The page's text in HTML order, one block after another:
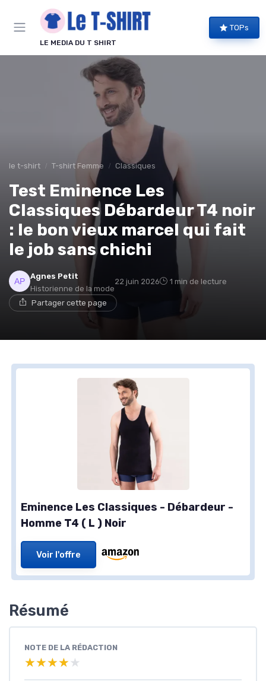
LE MEDIA DU T SHIRT
TOPs
le t-shirt T-shirt Femme Classiques
Test Eminence Les
Classiques Débardeur T4 noir
: le bon vieux marcel qui fait
le job sans chichi
Agnes Petit
Historienne de la mode
22 juin 2026 1 min de lecture
Partager cette page
Eminence Les Classiques - Débardeur -
Homme T4 ( L ) Noir
Voir l'offre
Résumé
NOTE DE LA RÉDACTION
★★★★★
★★★★★
Panneau de gestion des cookies